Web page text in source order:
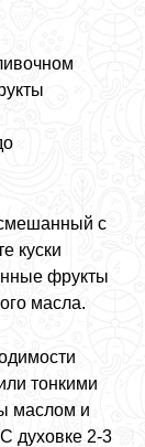
с
куски
фрукты
масла.
тонкими
маслом и
духовке 2-3